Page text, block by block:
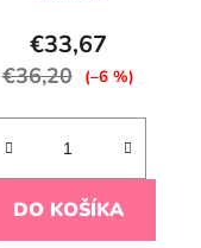
€33,67
€36,20 (–6 %)
DO KOŠÍKA